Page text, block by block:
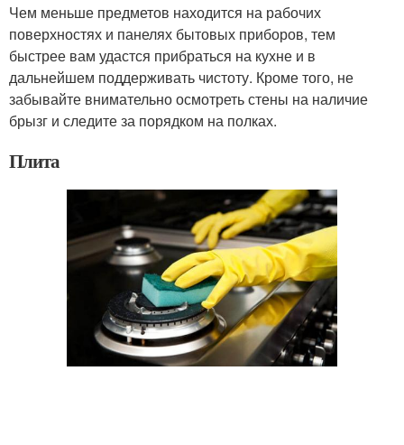
Чем меньше предметов находится на рабочих
поверхностях и панелях бытовых приборов, тем
быстрее вам удастся прибраться на кухне и в
дальнейшем поддерживать чистоту. Кроме того, не
забывайте внимательно осмотреть стены на наличие
брызг и следите за порядком на полках.
Плита